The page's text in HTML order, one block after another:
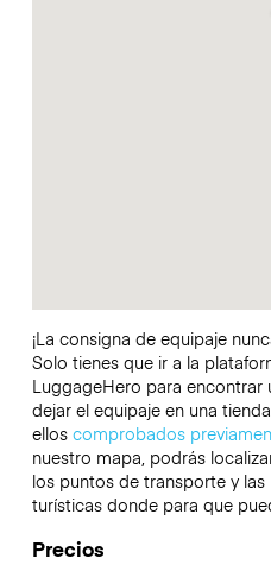
¡La consigna de equipaje
Solo tienes que ir a la
LuggageHero para
dejar el equipaje en una
ellos comprobados
nuestro mapa, podrás
los puntos de transporte y
turísticas donde para que
Precios